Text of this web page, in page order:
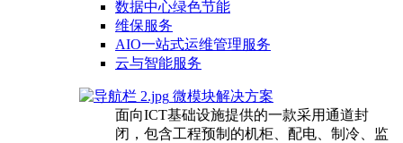
数据中心绿色节能
维保服务
AIO一站式运维管理服务
云与智能服务
微模块解决方案
面向ICT基础设施提供的一款采用通道封
闭，包含工程预制的机柜、配电、制冷、监